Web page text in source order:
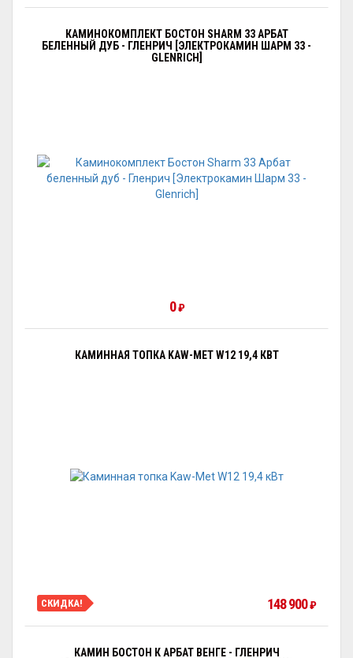
КАМИНОКОМПЛЕКТ БОСТОН SHARM 33 АРБАТ
БЕЛЕННЫЙ ДУБ - ГЛЕНРИЧ [ЭЛЕКТРОКАМИН ШАРМ 33 -
GLENRICH]
0₽
КАМИННАЯ ТОПКА KAW-MET W12 19,4 КВТ
СКИДКА! 148 900₽
КАМИН БОСТОН К АРБАТ ВЕНГЕ - ГЛЕНРИЧ